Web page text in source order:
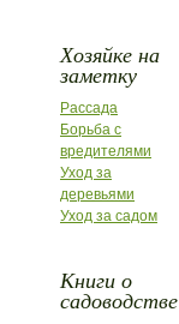
Хозяйке на
заметку
Рассада
Борьба с
вредителями
Уход за
деревьями
Уход за садом
Книги о
садоводстве